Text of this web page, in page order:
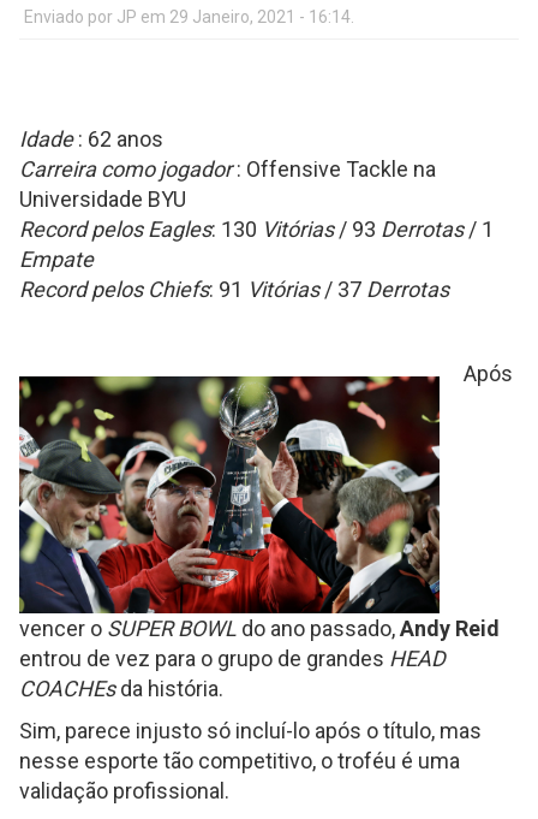
Enviado por JP em 29 Janeiro, 2021 - 16:14.
Idade: 62 anos
Carreira como jogador: Offensive Tackle na
Universidade BYU
Record pelos Eagles: 130 Vitórias/ 93 Derrotas/ 1
Empate
Record pelos Chiefs: 91 Vitórias/ 37 Derrotas
Após
vencer o SUPER BOWL do ano passado,Andy Reid
entrou de vez para o grupo de grandes HEAD
COACHEsda história.
Sim, parece injusto só incluí-lo após o título, mas
nesse esporte tão competitivo, o troféu é uma
validação profissional.